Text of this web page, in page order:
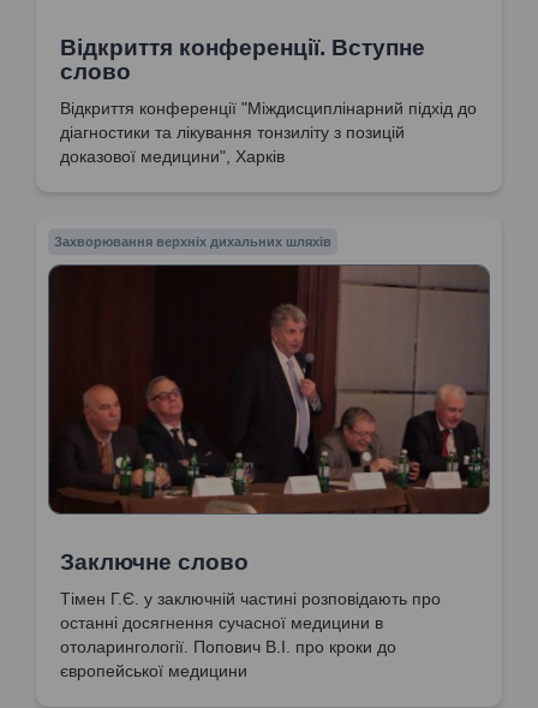
Відкриття конференції. Вступне
слово
Відкриття конференції "Міждисциплінарний підхід до
діагностики та лікування тонзиліту з позицій
доказової медицини", Харків
Захворювання верхніх дихальних шляхів
Заключне слово
Тімен Г.Є. у заключній частині розповідають про
останні досягнення сучасної медицини в
отоларингології. Попович В.І. про кроки до
європейської медицини